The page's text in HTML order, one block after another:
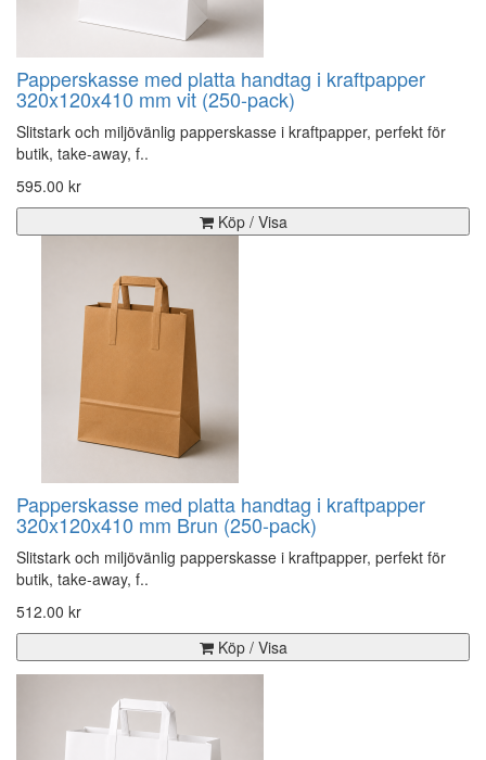
Papperskasse med platta handtag i kraftpapper
320x120x410 mm vit (250-pack)
Slitstark och miljövänlig papperskasse i kraftpapper, perfekt för
butik, take-away, f..
595.00 kr
Köp / Visa
Papperskasse med platta handtag i kraftpapper
320x120x410 mm Brun (250-pack)
Slitstark och miljövänlig papperskasse i kraftpapper, perfekt för
butik, take-away, f..
512.00 kr
Köp / Visa